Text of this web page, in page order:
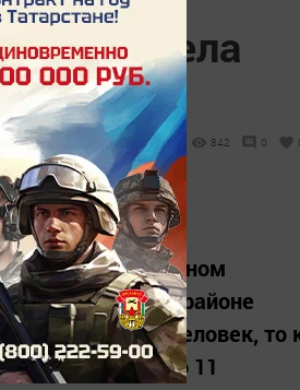
села
842 0
больницы Галим
еженедельном
СПИДа в районе
было 31 человек, то
11